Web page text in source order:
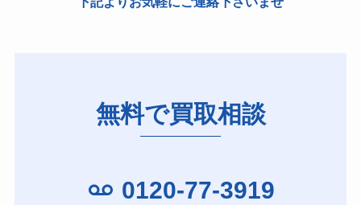
無料で買取相談
0120-77-3919